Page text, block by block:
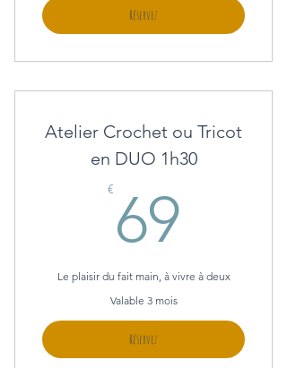
Réservez
Atelier Crochet ou Tricot
en DUO 1h30
€ 69
Le plaisir du fait main, à vivre à deux
Valable 3 mois
Réservez